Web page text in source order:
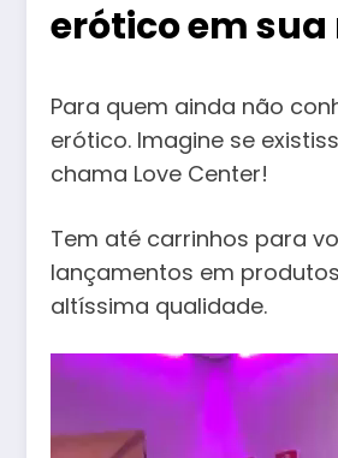
erótico em
Para quem ainda não
erótico. Imagine se
chama Love Center!
Tem até carrinhos para
lançamentos em
altíssima qualidade.